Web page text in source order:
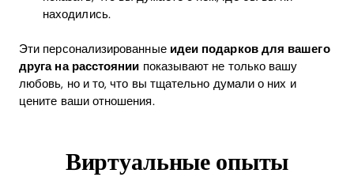
находились.
Эти персонализированные идеи подарков для вашего
друга на расстоянии показывают не только вашу
любовь, но и то, что вы тщательно думали о них и
цените ваши отношения.
Виртуальные опыты